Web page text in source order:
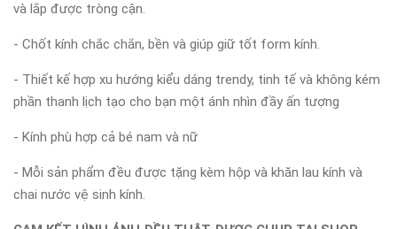
và lắp được tròng cận.
- Chốt kính chắc chắn, bền và giúp giữ tốt form kính.
- Thiết kế hợp xu hướng kiểu dáng trendy, tinh tế và không kém
phần thanh lịch tạo cho bạn một ánh nhìn đầy ấn tượng
- Kính phù hợp cả bé nam và nữ
- Mỗi sản phẩm đều được tặng kèm hộp và khăn lau kính và
chai nước vệ sinh kính.